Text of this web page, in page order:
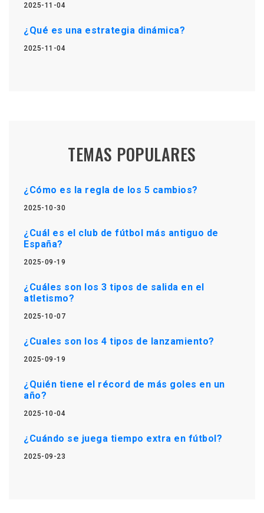
2025-11-04
¿Qué es una estrategia dinámica?
2025-11-04
TEMAS POPULARES
¿Cómo es la regla de los 5 cambios?
2025-10-30
¿Cuál es el club de fútbol más antiguo de
España?
2025-09-19
¿Cuáles son los 3 tipos de salida en el
atletismo?
2025-10-07
¿Cuales son los 4 tipos de lanzamiento?
2025-09-19
¿Quién tiene el récord de más goles en un
año?
2025-10-04
¿Cuándo se juega tiempo extra en fútbol?
2025-09-23